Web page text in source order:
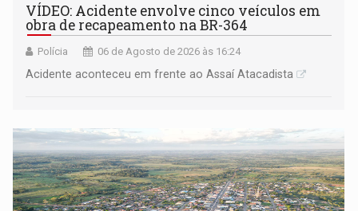
VÍDEO: Acidente envolve cinco veículos em
obra de recapeamento na BR-364
Polícia 06 de Agosto de 2026 às 16:24
Acidente aconteceu em frente ao Assaí Atacadista